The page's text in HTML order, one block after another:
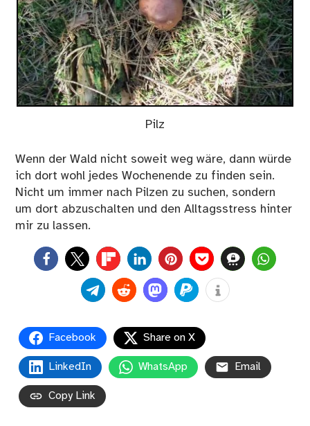
Pilz
Wenn der Wald nicht soweit weg wäre, dann würde
ich dort wohl jedes Wochenende zu finden sein.
Nicht um immer nach Pilzen zu suchen, sondern
um dort abzuschalten und den Alltagsstress hinter
mir zu lassen.
0
Facebook Share on X
LinkedIn WhatsApp Email
Copy Link